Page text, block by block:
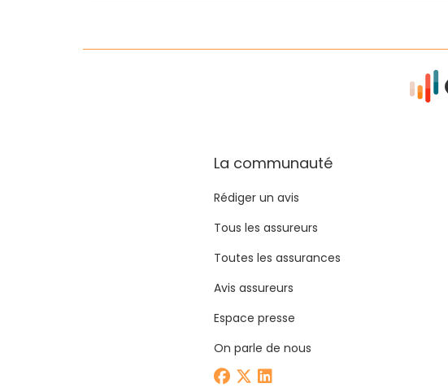
La communauté
Rédiger un avis
Tous les assureurs
Toutes les assurances
Avis assureurs
Espace presse
On parle de nous